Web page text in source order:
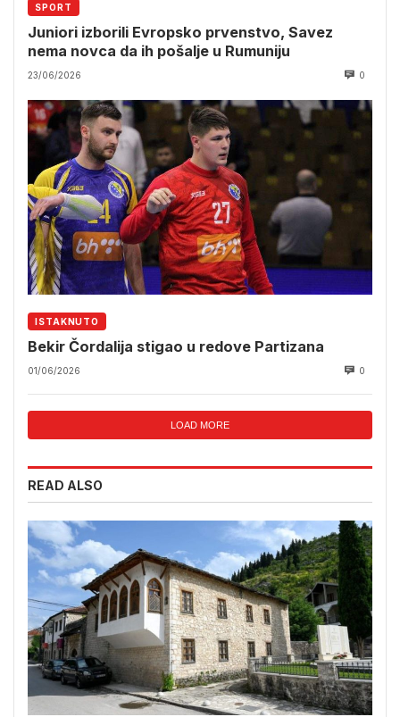
SPORT
Juniori izborili Evropsko prvenstvo, Savez
nema novca da ih pošalje u Rumuniju
23/06/2026 0
ISTAKNUTO
Bekir Čordalija stigao u redove Partizana
01/06/2026 0
LOAD MORE
READ ALSO